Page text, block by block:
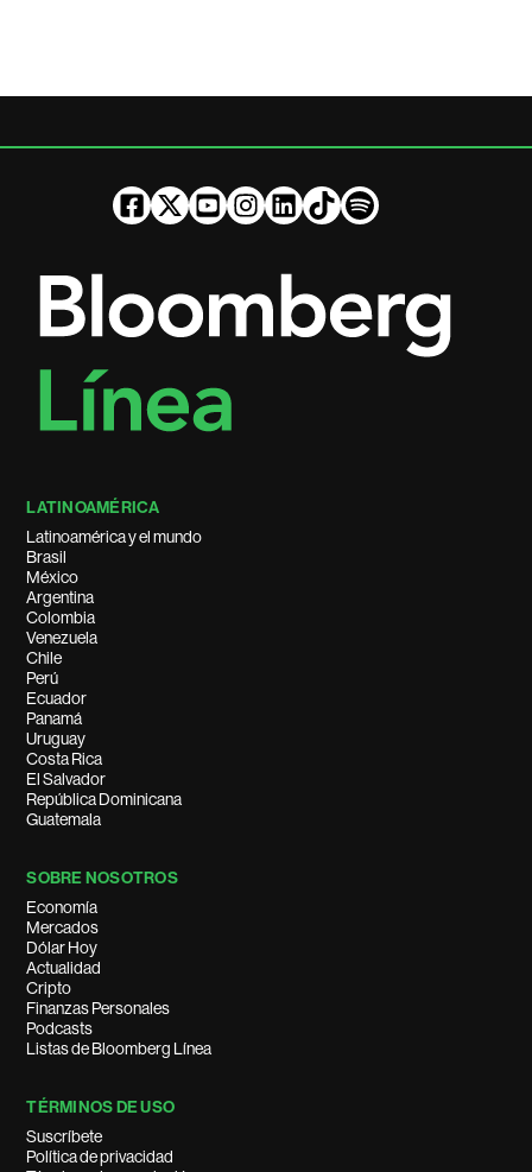
LATINOAMÉRICA
Latinoamérica y el mundo
Brasil
México
Argentina
Colombia
Venezuela
Chile
Perú
Ecuador
Panamá
Uruguay
Costa Rica
El Salvador
República Dominicana
Guatemala
SOBRE NOSOTROS
Economía
Mercados
Dólar Hoy
Actualidad
Cripto
Finanzas Personales
Podcasts
Listas de Bloomberg Línea
TÉRMINOS DE USO
Suscríbete
Política de privacidad